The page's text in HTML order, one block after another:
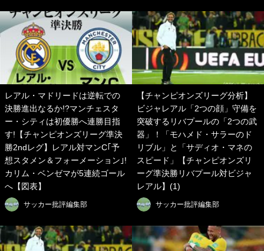
レアル・マドリードは逆転での
決勝進出なるか!?マンチェスタ
ー・シティは初優勝へ連勝目指
す!【チャンピオンズリーグ準決
勝2ndレグ】レアル対マンC｢予
想スタメン＆フォーメーション｣!
カリム・ベンゼマが5連続ゴール
へ【図表】
サッカー批評編集部
【チャンピオンズリーグ分析】
ビジャレアル「2つの顔」守備を
突破するリバプールの「2つの武
器」！「モハメド・サラーのド
リブル」と「サディオ・マネの
スピード」【チャンピオンズリ
ーグ準決勝リバプール対ビジャ
レアル】(1)
サッカー批評編集部